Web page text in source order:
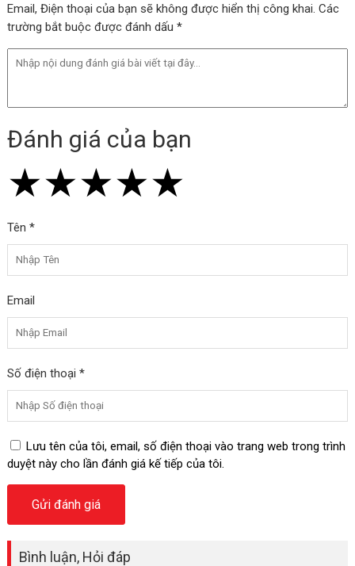
Email, Điện thoại của bạn sẽ không được hiển thị công khai. Các
trường bắt buộc được đánh dấu *
Đánh giá của bạn
★
★★
★★★
★★★★
★★★★★
Tên *
Email
Số điện thoại *
Lưu tên của tôi, email, số điện thoại vào trang web trong trình
duyệt này cho lần đánh giá kế tiếp của tôi.
Bình luận, Hỏi đáp